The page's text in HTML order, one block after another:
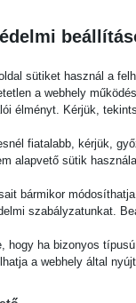
a
sütiket használ a
a webhely
élményt. Kérjük,
fiatalabb, kérjük,
alapvető sütik
bármikor
szabályzatunkat.
hogy ha bizonyos
a webhely által